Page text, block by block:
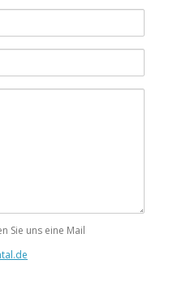
Sie uns eine Mail